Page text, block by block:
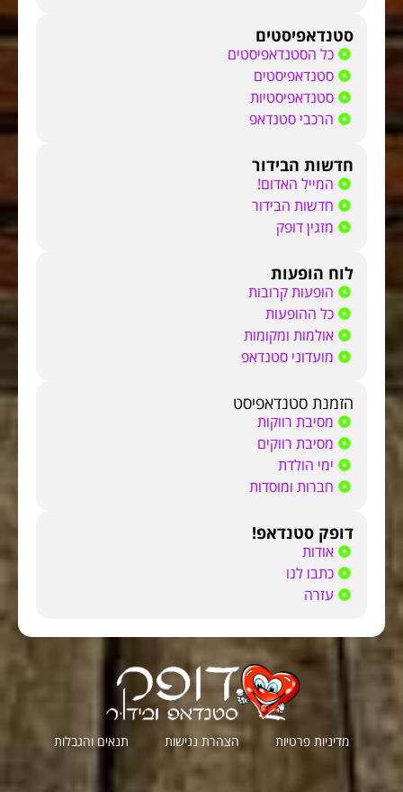
סטנדאפיסטים
כל הסטנדאפיסטים
סטנדאפיסטים
סטנדאפיסטיות
הרכבי סטנדאפ
חדשות הבידור
המייל האדום!
חדשות הבידור
מזגין דופק
לוח הופעות
הופעות קרובות
כל ההופעות
אולמות ומקומות
מועדוני סטנדאפ
הזמנת סטנדאפיסט
מסיבת רווקות
מסיבת רווקים
ימי הולדת
חברות ומוסדות
דופק סטנדאפ!
אודות
כתבו לנו
עזרה
מדיניות פרטיות הצהרת נגישות תנאים והגבלות